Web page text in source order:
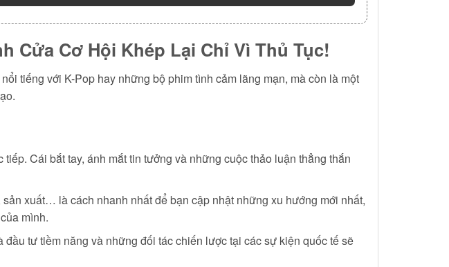
Cửa Cơ Hội Khép Lại Chỉ Vì Thủ Tục!
tiếng với K-Pop hay những bộ phim tình cảm lãng mạn, mà còn là một
Cái bắt tay, ánh mắt tin tưởng và những cuộc thảo luận thẳng thắn
xuất… là cách nhanh nhất để bạn cập nhật những xu hướng mới nhất,
mình.
tư tiềm năng và những đối tác chiến lược tại các sự kiện quốc tế sẽ